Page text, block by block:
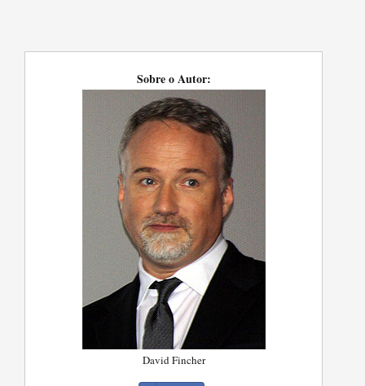
Sobre o Autor:
David Fincher